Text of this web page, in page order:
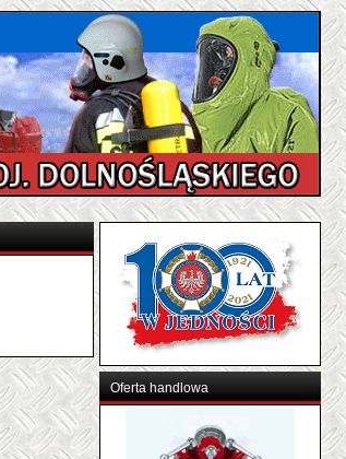
Oferta handlowa